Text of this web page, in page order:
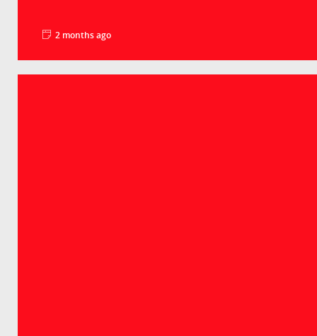
2 months ago